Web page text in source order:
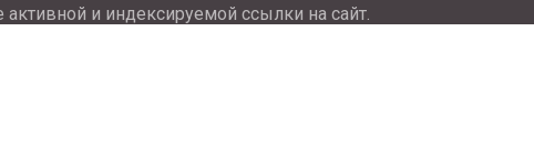
и индексируемой ссылки на сайт.